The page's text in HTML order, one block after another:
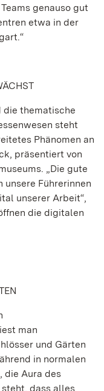
genauso gut
etwa in der
die thematische
steht
Phänomen an
präsentiert von
„Die gute
Führerinnen
unserer Arbeit“,
die digitalen
man
und Gärten
in normalen
die Aura des
dass alles